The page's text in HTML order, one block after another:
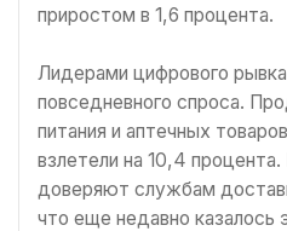
приростом в 1,6 процента.
Лидерами цифрового
повседневного спроса.
питания и аптечных
взлетели на 10,4
доверяют службам
что еще недавно казалось